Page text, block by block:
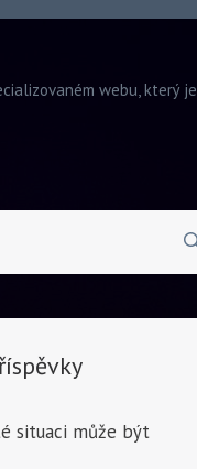
webu, který je
situaci může být